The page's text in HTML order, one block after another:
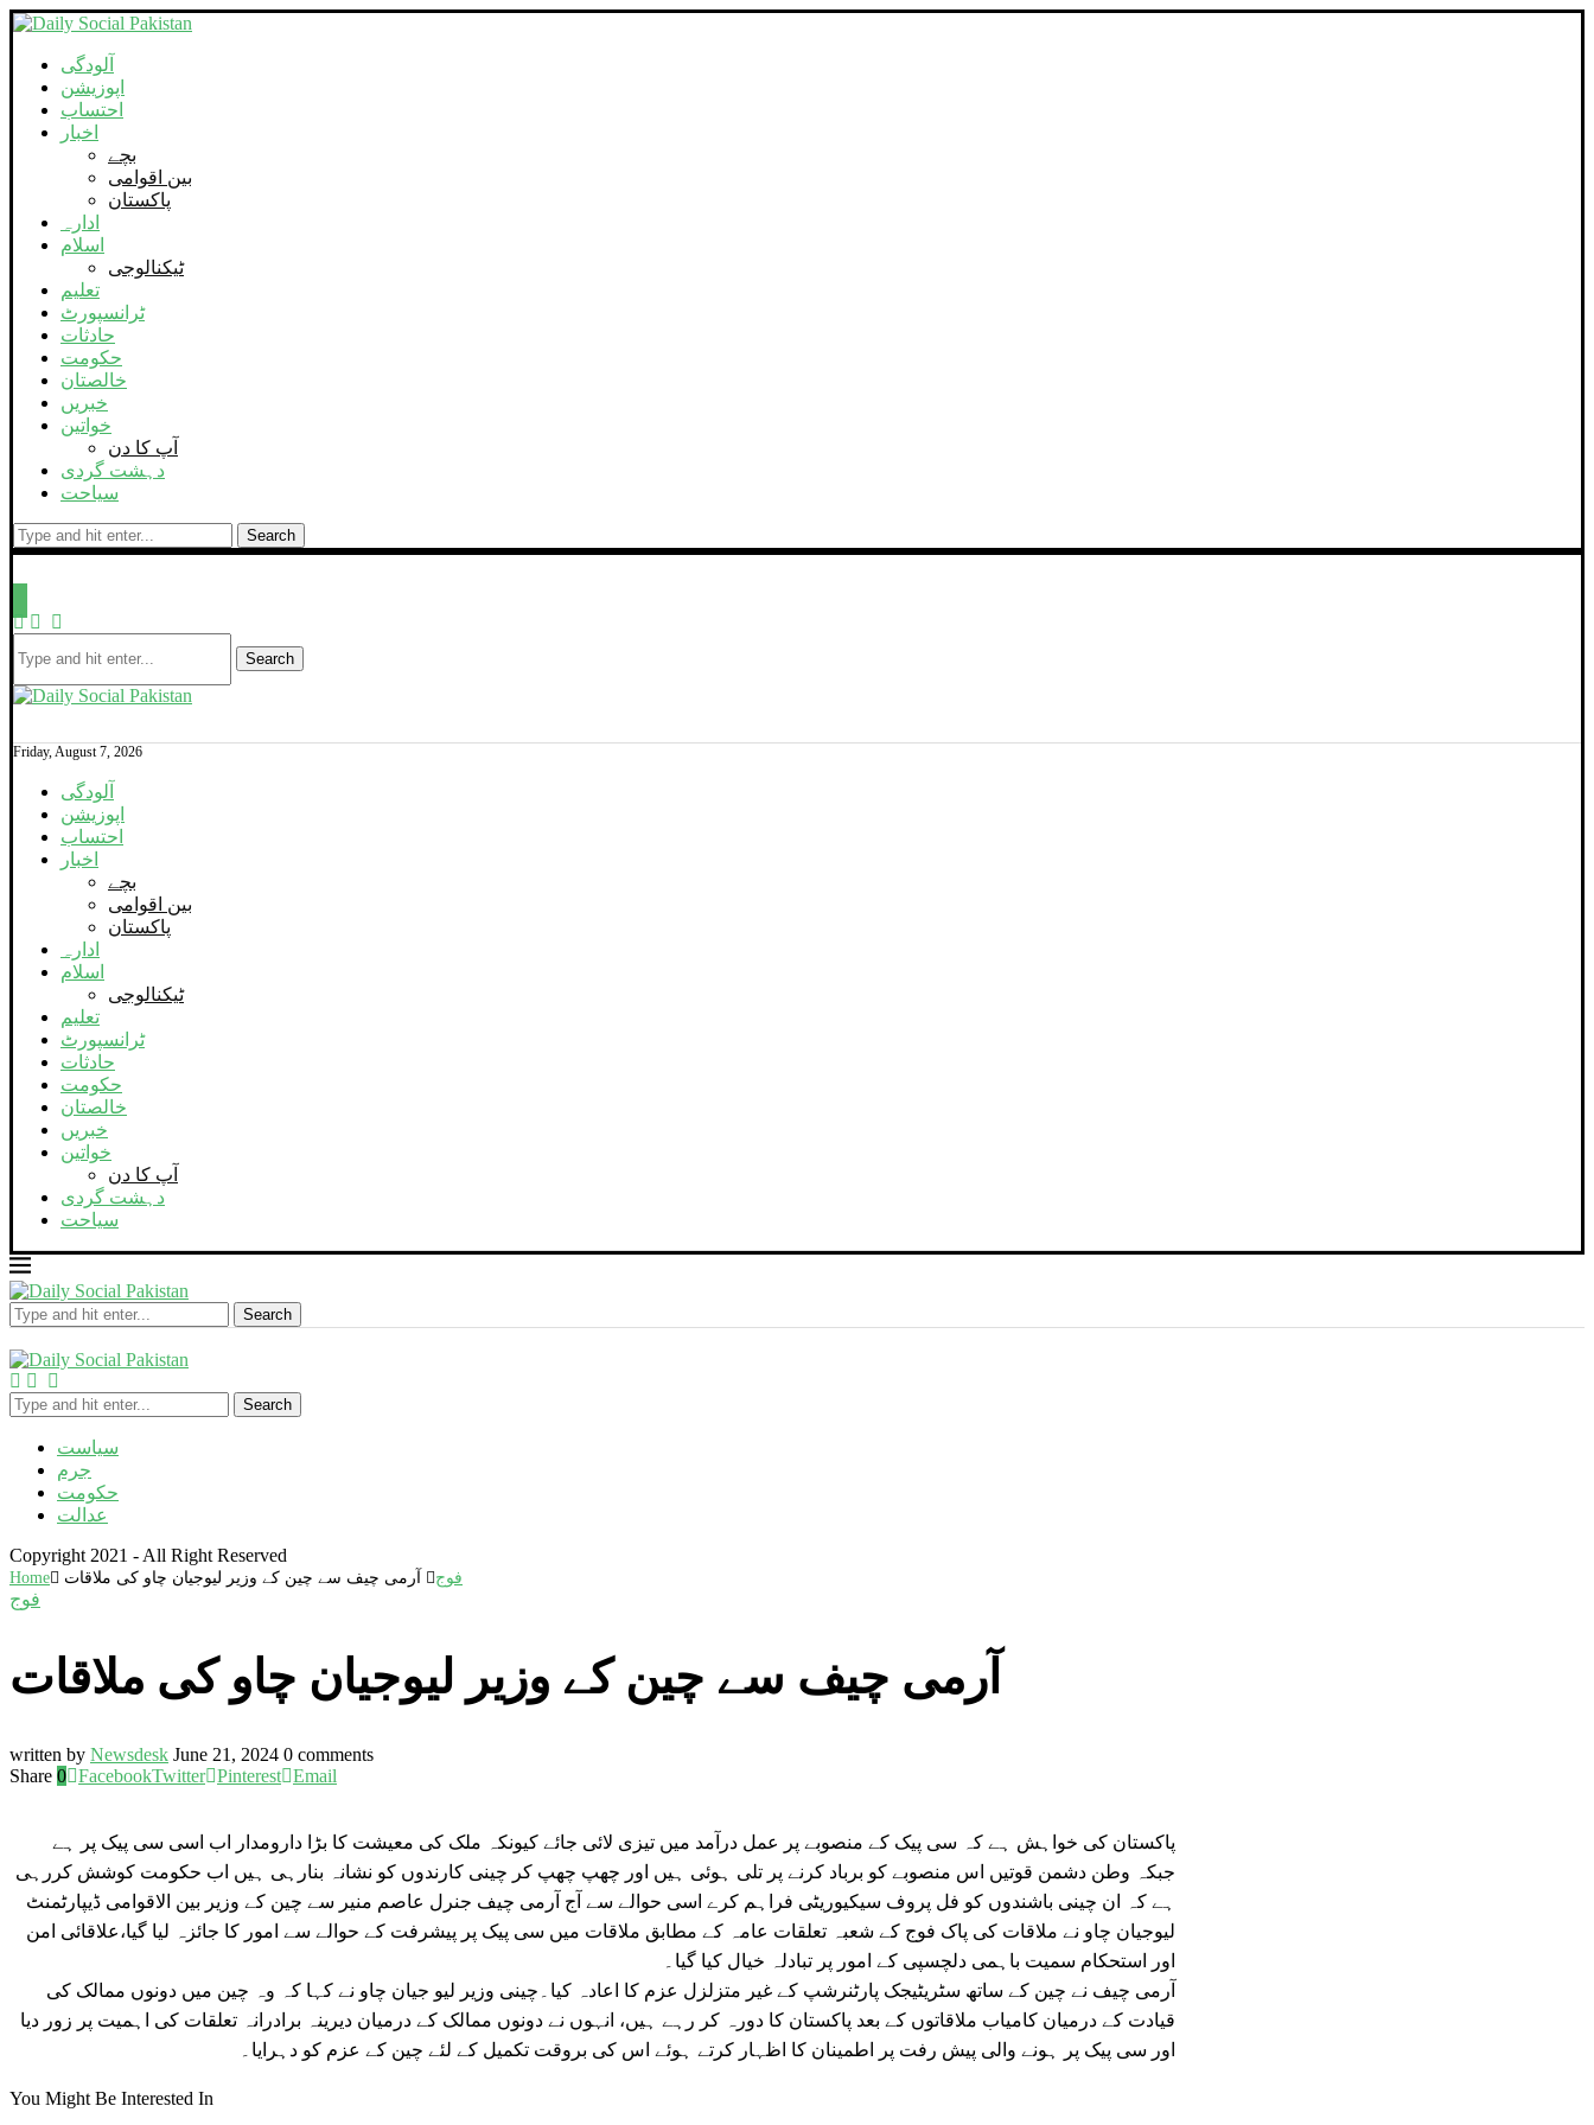
آلودگی
اپوزیشن
احتساب
اخبار
بچے
بین اقوامی
پاکستان
ادارہ
اسلام
ٹیکنالوجی
تعلیم
ٹرانسپورٹ
حادثات
حکومت
خالصتان
خبریں
خواتین
آپ کا دن
دہشت گردی
سیاحت
Search
Search
Friday, August 7, 2026
آلودگی
اپوزیشن
احتساب
اخبار
بچے
بین اقوامی
پاکستان
ادارہ
اسلام
ٹیکنالوجی
تعلیم
ٹرانسپورٹ
حادثات
حکومت
خالصتان
خبریں
خواتین
آپ کا دن
دہشت گردی
سیاحت
Search
Search
سیاست
جرم
حکومت
عدالت
Copyright 2021 - All Right Reserved
Home فوج آرمی چیف سے چین کے وزیر لیوجیان چاو کی ملاقات
فوج
آرمی چیف سے چین کے وزیر لیوجیان چاو کی ملاقات
written by Newsdesk June 21, 2024 0 comments
Share 0 FacebookTwitter Pinterest Email
پاکستان کی خواہش ہے کہ سی پیک کے منصوبے پر عمل درآمد میں تیزی لائی جائے کیونکہ ملک کی معیشت کا بڑا دارومدار اب اسی سی پیک پر ہے
جبکہ وطن دشمن قوتیں اس منصوبے کو برباد کرنے پر تلی ہوئی ہیں اور چھپ چھپ کر چینی کارندوں کو نشانہ بنارہی ہیں اب حکومت کوشش کررہی
ہے کہ ان چینی باشندوں کو فل پروف سیکیوریٹی فراہم کرے اسی حوالے سے آج آرمی چیف جنرل عاصم منیر سے چین کے وزیر بین الاقوامی ڈیپارٹمنٹ
لیوجیان چاو نے ملاقات کی پاک فوج کے شعبہ تعلقات عامہ کے مطابق ملاقات میں سی پیک پر پیشرفت کے حوالے سے امور کا جائزہ لیا گیا،علاقائی امن
اور استحکام سمیت باہمی دلچسپی کے امور پر تبادلہ خیال کیا گیا۔
آرمی چیف نے چین کے ساتھ سٹریٹیجک پارٹنرشپ کے غیر متزلزل عزم کا اعادہ کیا۔چینی وزیر لیو جیان چاو نے کہا کہ وہ چین میں دونوں ممالک کی
قیادت کے درمیان کامیاب ملاقاتوں کے بعد پاکستان کا دورہ کر رہے ہیں، انہوں نے دونوں ممالک کے درمیان دیرینہ برادرانہ تعلقات کی اہمیت پر زور دیا
اور سی پیک پر ہونے والی پیش رفت پر اطمینان کا اظہار کرتے ہوئے اس کی بروقت تکمیل کے لئے چین کے عزم کو دہرایا۔
You Might Be Interested In